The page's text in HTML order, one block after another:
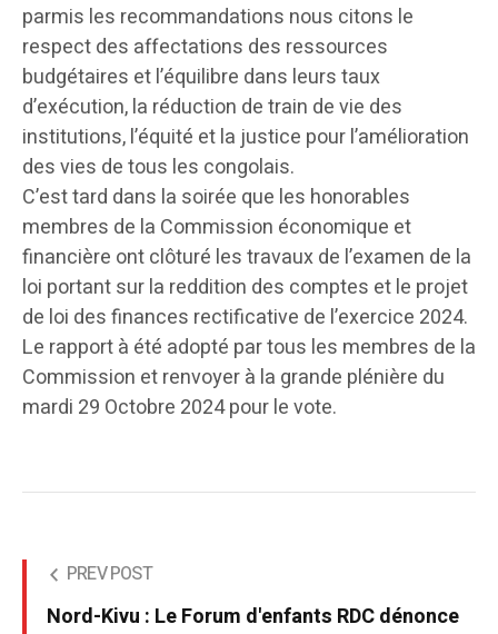
parmis les recommandations nous citons le
respect des affectations des ressources
budgétaires et l’équilibre dans leurs taux
d’exécution, la réduction de train de vie des
institutions, l’équité et la justice pour l’amélioration
des vies de tous les congolais.
C’est tard dans la soirée que les honorables
membres de la Commission économique et
financière ont clôturé les travaux de l’examen de la
loi portant sur la reddition des comptes et le projet
de loi des finances rectificative de l’exercice 2024.
Le rapport à été adopté par tous les membres de la
Commission et renvoyer à la grande plénière du
mardi 29 Octobre 2024 pour le vote.
PREV POST
Nord-Kivu : Le Forum d'enfants RDC dénonce